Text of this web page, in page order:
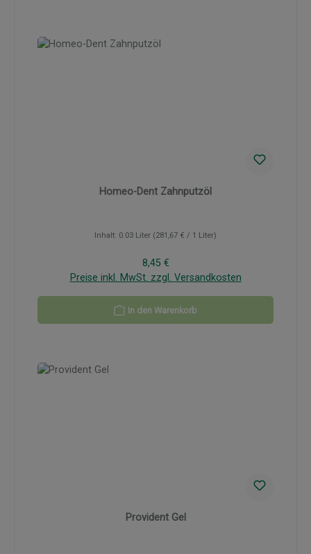
Homeo-Dent Zahnputzöl
Inhalt: 0.03 Liter (281,67 € / 1 Liter)
Regulärer Preis:
8,45 €
Preise inkl. MwSt. zzgl. Versandkosten
In den Warenkorb
Provident Gel